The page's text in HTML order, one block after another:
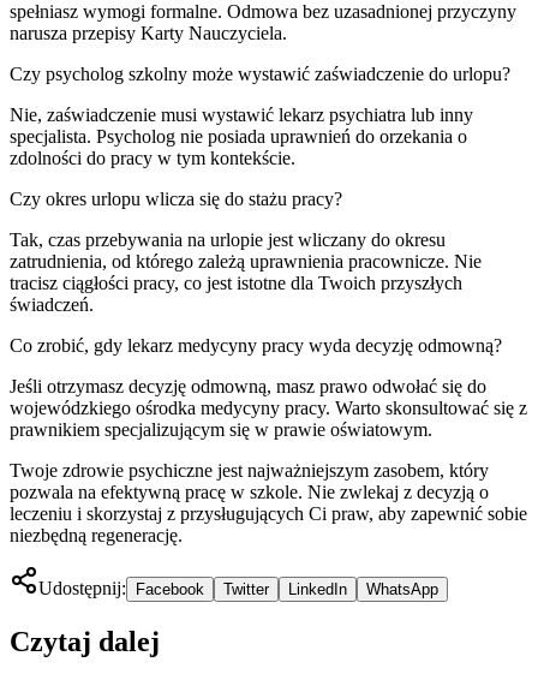
spełniasz wymogi formalne. Odmowa bez uzasadnionej przyczyny
narusza przepisy Karty Nauczyciela.
Czy psycholog szkolny może wystawić zaświadczenie do urlopu?
Nie, zaświadczenie musi wystawić lekarz psychiatra lub inny
specjalista. Psycholog nie posiada uprawnień do orzekania o
zdolności do pracy w tym kontekście.
Czy okres urlopu wlicza się do stażu pracy?
Tak, czas przebywania na urlopie jest wliczany do okresu
zatrudnienia, od którego zależą uprawnienia pracownicze. Nie
tracisz ciągłości pracy, co jest istotne dla Twoich przyszłych
świadczeń.
Co zrobić, gdy lekarz medycyny pracy wyda decyzję odmowną?
Jeśli otrzymasz decyzję odmowną, masz prawo odwołać się do
wojewódzkiego ośrodka medycyny pracy. Warto skonsultować się z
prawnikiem specjalizującym się w prawie oświatowym.
Twoje zdrowie psychiczne jest najważniejszym zasobem, który
pozwala na efektywną pracę w szkole. Nie zwlekaj z decyzją o
leczeniu i skorzystaj z przysługujących Ci praw, aby zapewnić sobie
niezbędną regenerację.
Udostępnij: Facebook Twitter LinkedIn WhatsApp
Czytaj dalej